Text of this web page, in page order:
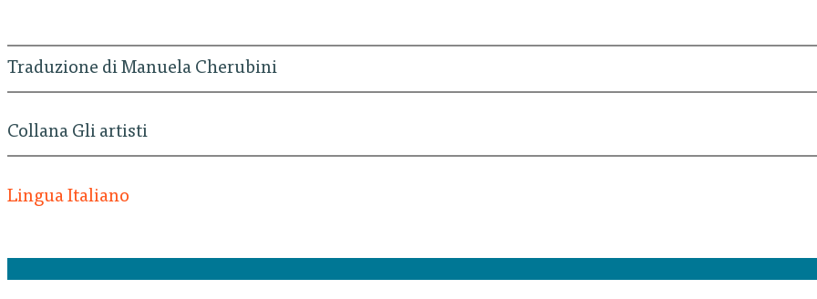
Traduzione di Manuela Cherubini
Collana Gli artisti
Lingua Italiano